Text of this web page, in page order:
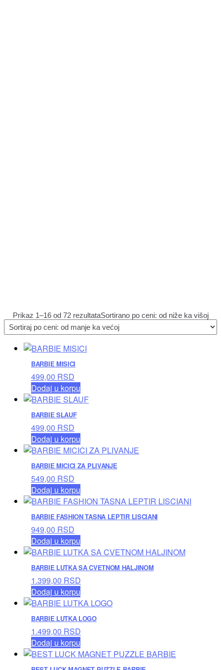
Prikaz 1–16 od 72 rezultataSortirano po ceni: od niže ka višoj
BARBIE MISICI
499,00 RSD
Dodaj u korpu
BARBIE SLAUF
499,00 RSD
Dodaj u korpu
BARBIE MICICI ZA PLIVANJE
549,00 RSD
Dodaj u korpu
BARBIE FASHION TASNA LEPTIR LISCIANI
949,00 RSD
Dodaj u korpu
BARBIE LUTKA SA CVETNOM HALJINOM
1.399,00 RSD
Dodaj u korpu
BARBIE LUTKA LOGO
1.499,00 RSD
Dodaj u korpu